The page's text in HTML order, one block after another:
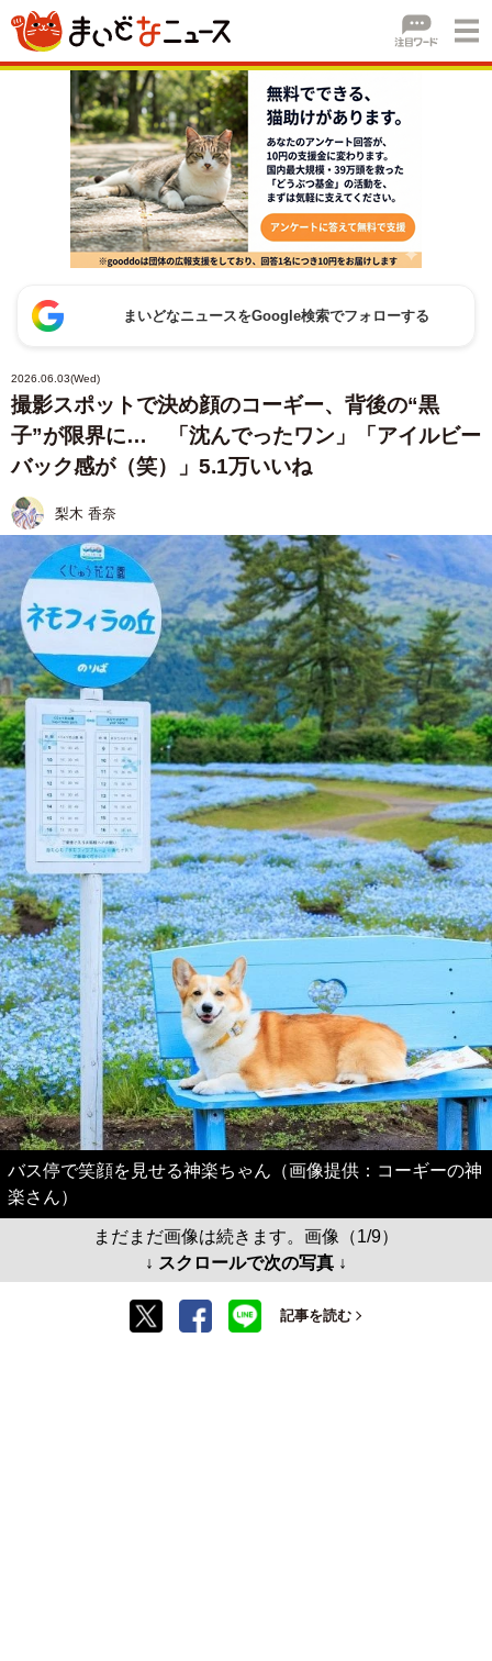
まいどなニュースをGoogle検索でフォローする
2026.06.03(Wed)
撮影スポットで決め顔のコーギー、背後の“黒
子”が限界に… 「沈んでったワン」「アイルビー
バック感が（笑）」5.1万いいね
梨木 香奈
バス停で笑顔を見せる神楽ちゃん（画像提供：コーギーの神
楽さん）
まだまだ画像は続きます。画像（1/9）
↓ スクロールで次の写真 ↓
記事を読む